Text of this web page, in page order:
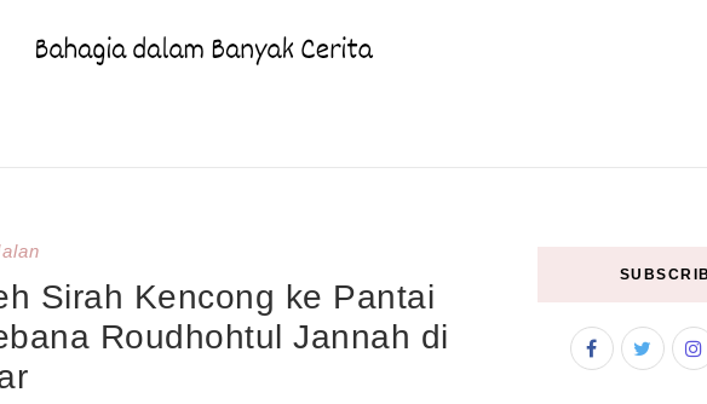
Sirah Kencong ke Pantai
Roudhohtul Jannah di